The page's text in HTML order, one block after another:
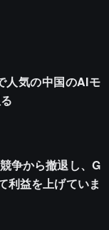
人気の中国のAIモ
争から撤退し、G
利益を上げていま